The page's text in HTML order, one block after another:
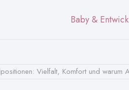
Baby &
Vielfalt, Komfort und warum